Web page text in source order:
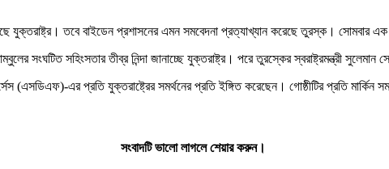
যুক্তরাষ্ট্র। তবে বাইডেন প্রশাসনের এমন সমবেদনা প্রত্যাখ্যান করেছে তুরস্ক। সোমবার
সংঘটিত সহিংসতার তীব্র নিন্দা জানাচ্ছে যুক্তরাষ্ট্র। পরে তুরস্কের স্বরাষ্ট্রমন্ত্রী সুলেমান
(এসডিএফ)-এর প্রতি যুক্তরাষ্ট্রের সমর্থনের প্রতি ইঙ্গিত করেছেন। গোষ্ঠীটির প্রতি মার্কিন
সংবাদটি ভালো লাগলে শেয়ার করুন।